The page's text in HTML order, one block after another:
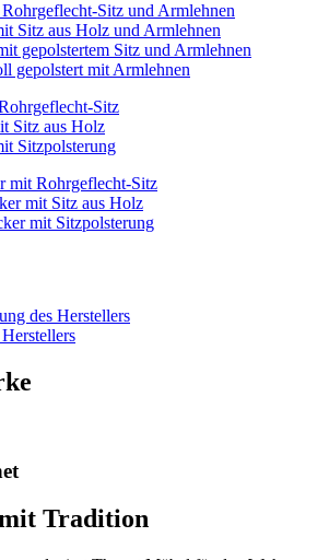
Sitz und Armlehnen
Sitz aus Holz und Armlehnen
gepolstertem Sitz und Armlehnen
gepolstert mit Armlehnen
Sitz
Sitz aus Holz
Sitzpolsterung
mit Rohrgeflecht-Sitz
mit Sitz aus Holz
mit Sitzpolsterung
des Herstellers
Tradition